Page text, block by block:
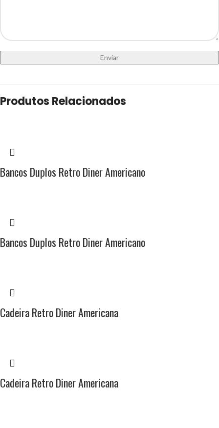
Produtos Relacionados
Bancos Duplos Retro Diner Americano
Bancos Duplos Retro Diner Americano
Cadeira Retro Diner Americana
Cadeira Retro Diner Americana